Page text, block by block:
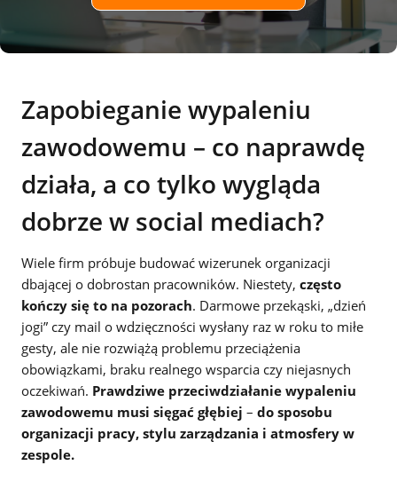
Zapobieganie wypaleniu
zawodowemu – co naprawdę
działa, a co tylko wygląda
dobrze w social mediach?
Wiele firm próbuje budować wizerunek organizacji
dbającej o dobrostan pracowników. Niestety, często
kończy się to na pozorach. Darmowe przekąski, „dzień
jogi” czy mail o wdzięczności wysłany raz w roku to miłe
gesty, ale nie rozwiążą problemu przeciążenia
obowiązkami, braku realnego wsparcia czy niejasnych
oczekiwań. Prawdziwe przeciwdziałanie wypaleniu
zawodowemu musi sięgać głębiej – do sposobu
organizacji pracy, stylu zarządzania i atmosfery w
zespole.